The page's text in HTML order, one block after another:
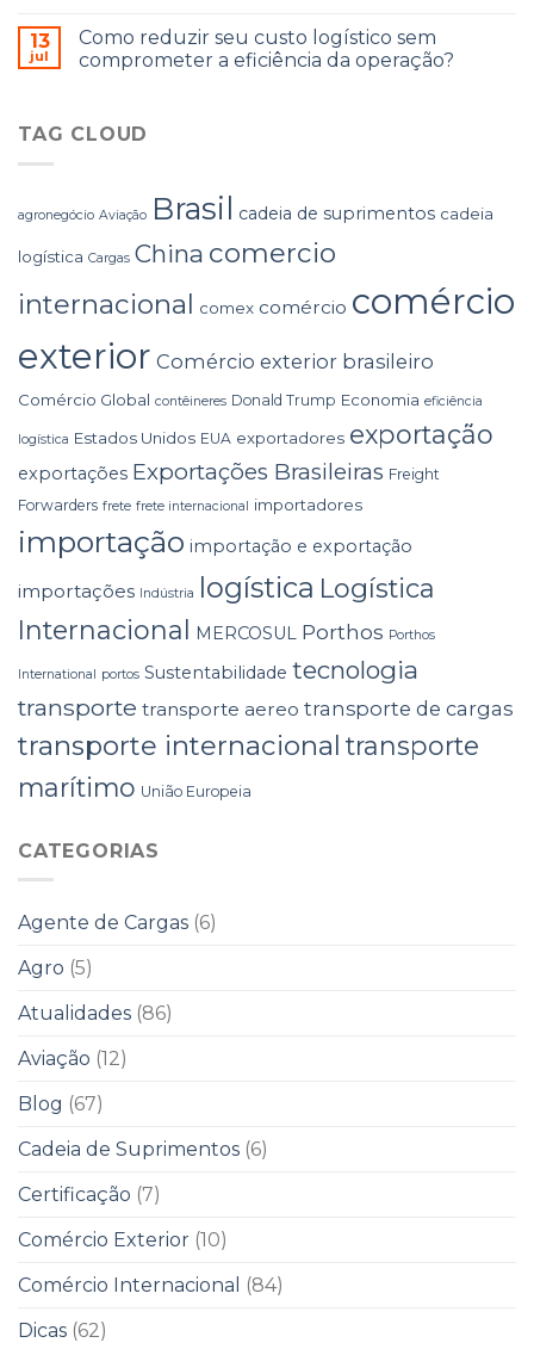
13
jul
Como reduzir seu custo logístico sem
comprometer a eficiência da operação?
TAG CLOUD
agronegócio Aviação Brasil cadeia de suprimentos cadeia
logística Cargas China comercio
internacional comex comércio comércio
exterior Comércio exterior brasileiro
Comércio Global contêineres Donald Trump Economia eficiência
logística Estados Unidos EUA exportadores exportação
exportações Exportações Brasileiras Freight
Forwarders frete frete internacional importadores
importação importação e exportação
importações Indústria logística Logística
Internacional MERCOSUL Porthos Porthos
International portos Sustentabilidade tecnologia
transporte transporte aereo transporte de cargas
transporte internacional transporte
marítimo União Europeia
CATEGORIAS
Agente de Cargas (6)
Agro (5)
Atualidades (86)
Aviação (12)
Blog (67)
Cadeia de Suprimentos (6)
Certificação (7)
Comércio Exterior (10)
Comércio Internacional
(84)
Dicas (62)